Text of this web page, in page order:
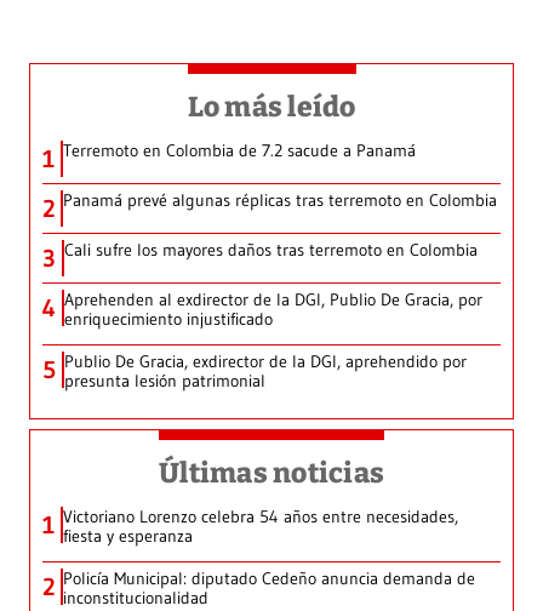
Lo más leído
1 Terremoto en Colombia de 7.2 sacude a Panamá
2 Panamá prevé algunas réplicas tras terremoto en Colombia
3 Cali sufre los mayores daños tras terremoto en Colombia
4 Aprehenden al exdirector de la DGI, Publio De Gracia, por
enriquecimiento injustificado
5 Publio De Gracia, exdirector de la DGI, aprehendido por
presunta lesión patrimonial
Últimas noticias
1 Victoriano Lorenzo celebra 54 años entre necesidades,
fiesta y esperanza
2 Policía Municipal: diputado Cedeño anuncia demanda de
inconstitucionalidad